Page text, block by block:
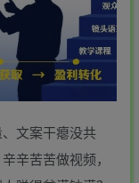
文案干瘪没共
辛苦苦做视频，